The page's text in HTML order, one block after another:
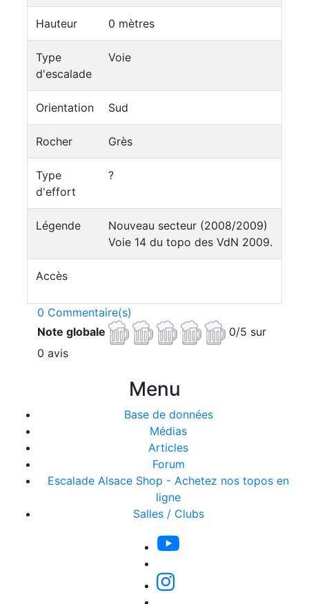
Hauteur 0 mètres
Type
d'escalade
Voie
Orientation Sud
Rocher Grès
Type
d'effort
?
Légende
Nouveau secteur (2008/2009)
Voie 14 du topo des VdN 2009.
Accès
0 Commentaire(s)
Note globale
0/5 sur
0 avis
Menu
Base de données
Médias
Articles
Forum
Escalade Alsace Shop - Achetez nos topos en
ligne
Salles / Clubs